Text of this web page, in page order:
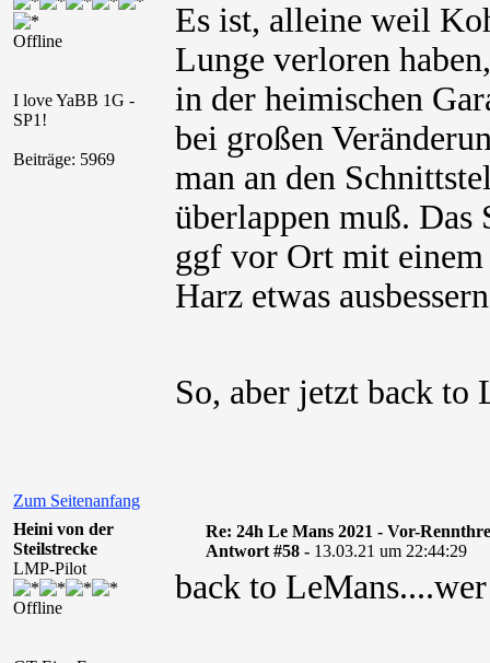
Offline
I love YaBB 1G -
SP1!
Beiträge: 5969
Es ist, alleine weil
Lunge verloren
in der heimischen
bei großen
man an den
überlappen muß. Das
ggf vor Ort mit einem
Harz etwas
So, aber jetzt back
Zum Seitenanfang
Heini von der
Steilstrecke
LMP-Pilot
Offline
Re: 24h Le Mans 2021 - Vor-
Antwort #58 - 13.03.21 um 22:44:29
back to